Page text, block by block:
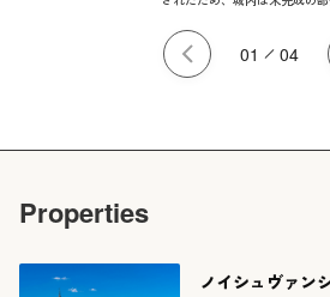
Previous
01 04
Properties
ノイシュヴァン